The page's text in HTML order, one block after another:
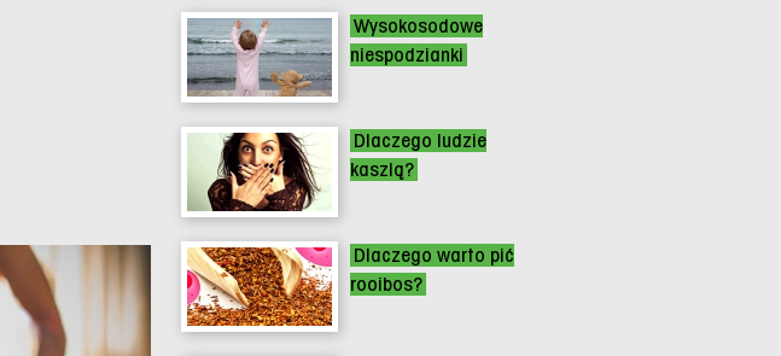
Wysokosodowe
niespodzianki
Dlaczego ludzie
kaszlą?
Dlaczego warto pić
rooibos?